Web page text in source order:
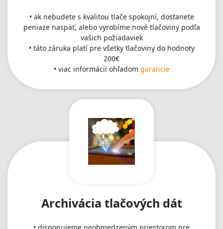
• ak nebudete s kvalitou tlače spokojní, dostanete
peniaze naspäť, alebo vyrobíme nové tlačoviny podľa
vašich požiadaviek
• táto záruka platí pre všetky tlačoviny do hodnoty
200€
• viac informácií ohľadom garancie
Archivácia tlačových dát